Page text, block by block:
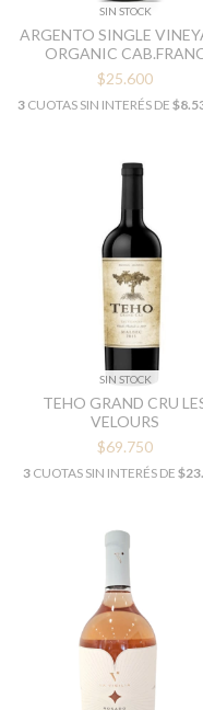
SIN STOCK
ARGENTO SINGLE
ORGANIC
$25.600
3 CUOTAS SIN INTERÉS DE
SIN STOCK
TEHO GRAND CRU
VELOURS
$69.750
3 CUOTAS SIN INTERÉS DE